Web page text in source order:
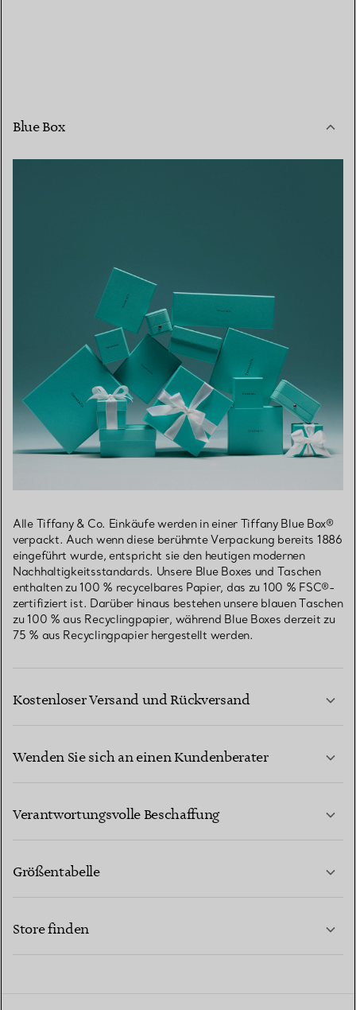
Blue Box
Alle Tiffany & Co. Einkäufe werden in einer Tiffany Blue Box®
verpackt. Auch wenn diese berühmte Verpackung bereits 1886
eingeführt wurde, entspricht sie den heutigen modernen
Nachhaltigkeitsstandards. Unsere Blue Boxes und Taschen
enthalten zu 100 % recycelbares Papier, das zu 100 % FSC®-
zertifiziert ist. Darüber hinaus bestehen unsere blauen Taschen
zu 100 % aus Recyclingpapier, während Blue Boxes derzeit zu
75 % aus Recyclingpapier hergestellt werden.
Kostenloser Versand und Rückversand
Wenden Sie sich an einen Kundenberater
Verantwortungsvolle Beschaffung
Größentabelle
Store finden